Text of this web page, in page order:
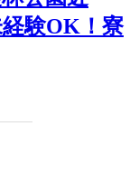
験OK！寮